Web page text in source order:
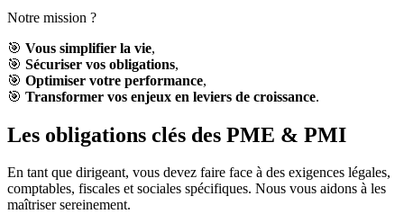
Notre mission ?
🎯 Vous simplifier la vie,
🎯 Sécuriser vos obligations,
🎯 Optimiser votre performance,
🎯 Transformer vos enjeux en leviers de croissance.
Les obligations clés des PME & PMI
En tant que dirigeant, vous devez faire face à des exigences légales,
comptables, fiscales et sociales spécifiques. Nous vous aidons à les
maîtriser sereinement.